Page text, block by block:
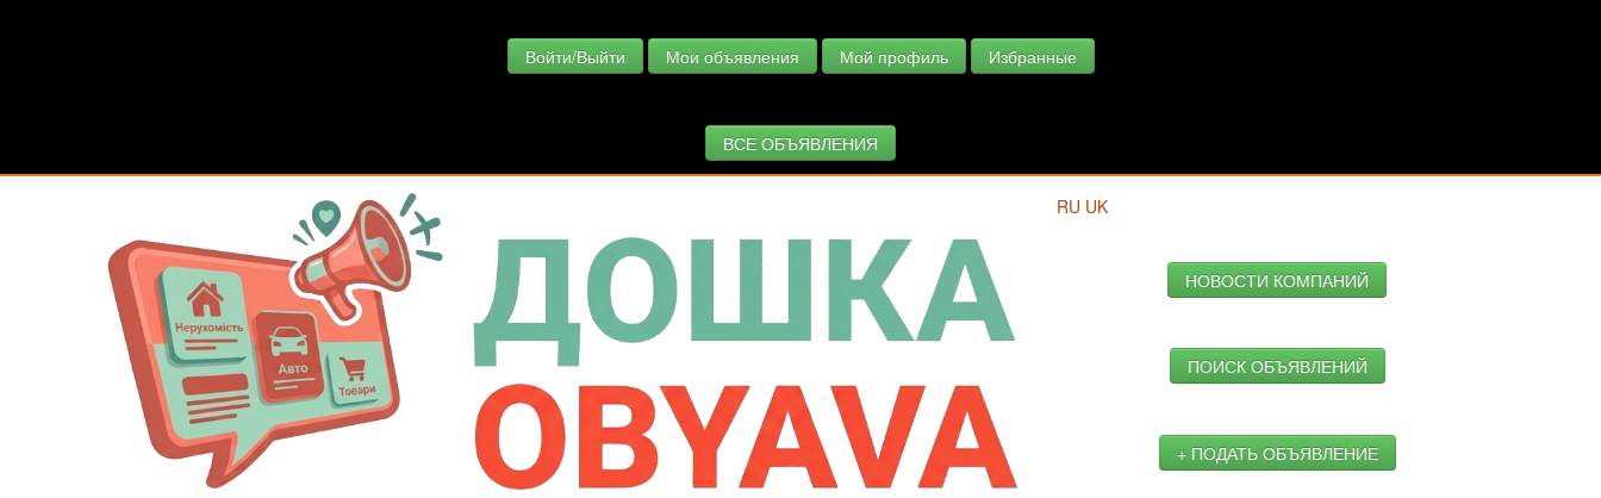
Войти/Выйти Мои объявления Мой профиль Избранные
ВСЕ ОБЪЯВЛЕНИЯ
RU UK
НОВОСТИ КОМПАНИЙ
ПОИСК ОБЪЯВЛЕНИЙ
+ ПОДАТЬ ОБЪЯВЛЕНИЕ